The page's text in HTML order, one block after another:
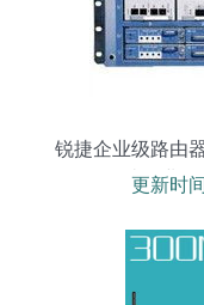
锐捷企业级路由
报价,锐捷企业
更新时